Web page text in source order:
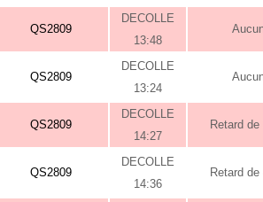
QS2809
DECOLLE
13:48
QS2809
DECOLLE
13:24
QS2809
DECOLLE
14:27
Retard
QS2809
DECOLLE
14:36
Retard